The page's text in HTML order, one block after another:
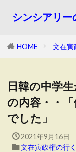
シンシアリー
HOME 文在寅
日韓の中学
の内容・・
でした」
2021年9月16日
文在寅政権の行